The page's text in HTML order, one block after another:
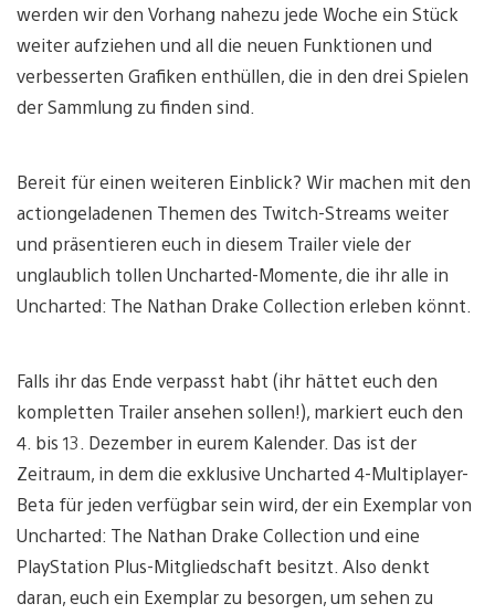
werden wir den Vorhang nahezu jede Woche ein Stück
weiter aufziehen und all die neuen Funktionen und
verbesserten Grafiken enthüllen, die in den drei Spielen
der Sammlung zu finden sind.
Bereit für einen weiteren Einblick? Wir machen mit den
actiongeladenen Themen des Twitch-Streams weiter
und präsentieren euch in diesem Trailer viele der
unglaublich tollen Uncharted-Momente, die ihr alle in
Uncharted: The Nathan Drake Collection erleben könnt.
Falls ihr das Ende verpasst habt (ihr hättet euch den
kompletten Trailer ansehen sollen!), markiert euch den
4. bis 13. Dezember in eurem Kalender. Das ist der
Zeitraum, in dem die exklusive Uncharted 4-Multiplayer-
Beta für jeden verfügbar sein wird, der ein Exemplar von
Uncharted: The Nathan Drake Collection und eine
PlayStation Plus-Mitgliedschaft besitzt. Also denkt
daran, euch ein Exemplar zu besorgen, um sehen zu